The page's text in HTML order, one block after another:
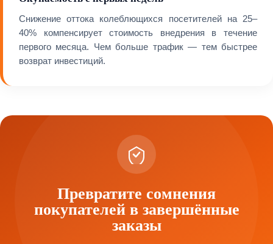
Снижение оттока колеблющихся посетителей на 25–
40% компенсирует стоимость внедрения в течение
первого месяца. Чем больше трафик — тем быстрее
возврат инвестиций.
Превратите сомнения
покупателей в завершённые
заказы